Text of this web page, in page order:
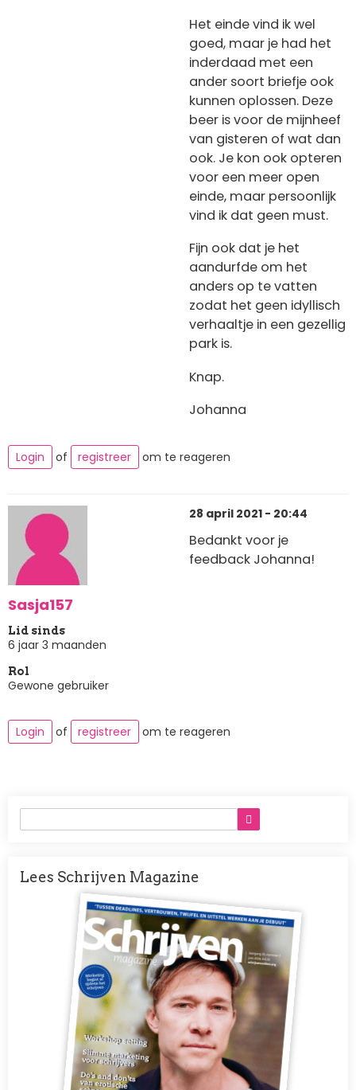
Het einde vind ik wel
goed, maar je had het
inderdaad met een
ander soort briefje ook
kunnen oplossen. Deze
beer is voor de mijnheef
van gisteren of wat dan
ook. Je kon ook opteren
voor een meer open
einde, maar persoonlijk
vind ik dat geen must.
Fijn ook dat je het
aandurfde om het
anders op te vatten
zodat het geen idyllisch
verhaaltje in een gezellig
park is.
Knap.
Johanna
Login of registreer om te reageren
Sasja157
Lid sinds
6 jaar 3 maanden
Rol
Gewone gebruiker
28 april 2021 - 20:44
Bedankt voor je
feedback Johanna!
Login of registreer om te reageren
Lees Schrijven Magazine
Afbeelding